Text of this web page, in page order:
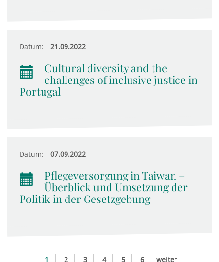
Datum: 21.09.2022
Cultural diversity and the
challenges of inclusive justice in
Portugal
Datum: 07.09.2022
Pflegeversorgung in Taiwan –
Überblick und Umsetzung der
Politik in der Gesetzgebung
1 2 3 4 5 6 weiter